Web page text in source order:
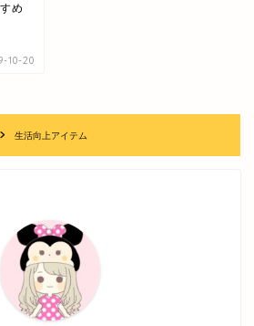
め
10-20
生活向上アイテム